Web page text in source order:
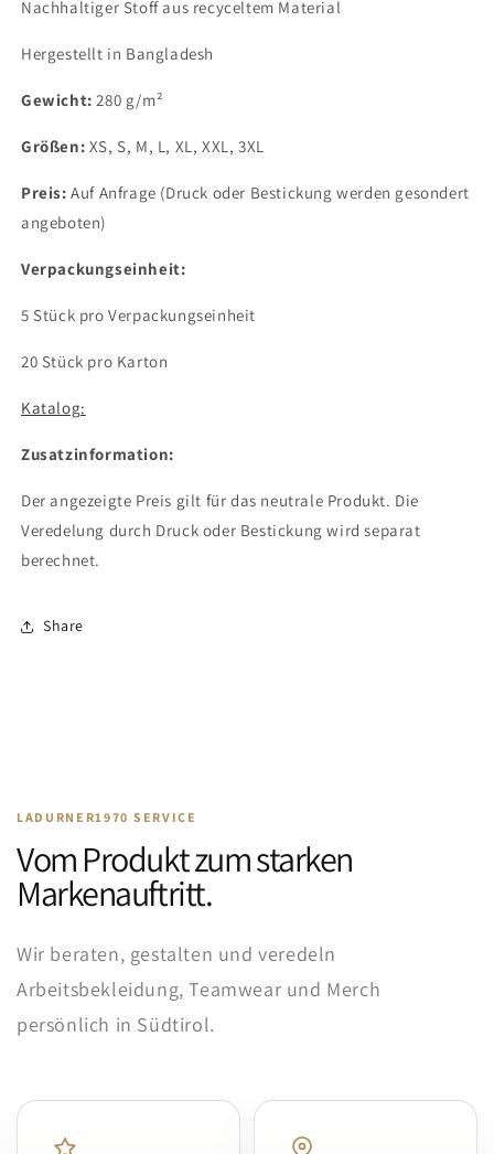
Nachhaltiger Stoff aus recyceltem Material
Hergestellt in Bangladesh
Gewicht: 280 g/m²
Größen: XS, S, M, L, XL, XXL, 3XL
Preis: Auf Anfrage (Druck oder Bestickung werden gesondert
angeboten)
Verpackungseinheit:
5 Stück pro Verpackungseinheit
20 Stück pro Karton
Katalog:
Zusatzinformation:
Der angezeigte Preis gilt für das neutrale Produkt. Die
Veredelung durch Druck oder Bestickung wird separat
berechnet.
Share
LADURNER1970 SERVICE
Vom Produkt zum starken
Markenauftritt.
Wir beraten, gestalten und veredeln
Arbeitsbekleidung, Teamwear und Merch
persönlich in Südtirol.